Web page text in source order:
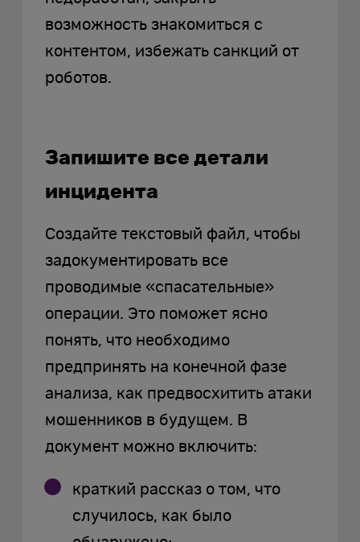
возможность знакомиться с
контентом, избежать санкций от
роботов.
Запишите все детали
инцидента
Создайте текстовый файл, чтобы
задокументировать все
проводимые «спасательные»
операции. Это поможет ясно
понять, что необходимо
предпринять на конечной фазе
анализа, как предвосхитить атаки
мошенников в будущем. В
документ можно включить:
краткий рассказ о том, что
случилось, как было